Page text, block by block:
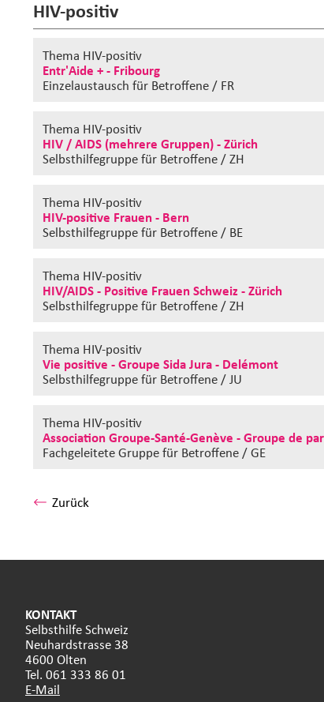
HIV-positiv
Thema HIV-positiv
Entr'Aide + - Fribourg
Einzelaustausch für Betroffene / FR
Thema HIV-positiv
HIV / AIDS (mehrere Gruppen) - Zürich
Selbsthilfegruppefür Betroffene / ZH
Thema HIV-positiv
HIV-positive Frauen - Bern
Selbsthilfegruppefür Betroffene / BE
Thema HIV-positiv
HIV/AIDS - Positive Frauen Schweiz - Zürich
Selbsthilfegruppefür Betroffene / ZH
Thema HIV-positiv
Vie positive - Groupe Sida Jura - Delémont
Selbsthilfegruppefür Betroffene / JU
Thema HIV-positiv
Association Groupe-Santé-Genève - Groupe de
Fachgeleitete Gruppefür Betroffene / GE
Zurück
KONTAKT
Selbsthilfe Schweiz
Neuhardstrasse 38
4600 Olten
Tel. 061 333 86 01
E-Mail